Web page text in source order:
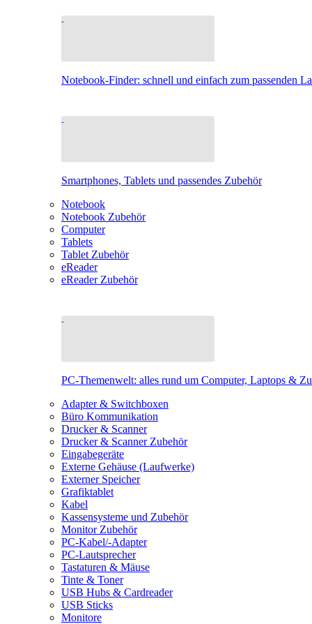
Notebook-Finder: schnell und einfach zum passenden
Smartphones, Tablets und passendes Zubehör
Notebook
Notebook Zubehör
Computer
Tablets
Tablet Zubehör
eReader
eReader Zubehör
PC-Themenwelt: alles rund um Computer, Laptops &
Adapter & Switchboxen
Büro Kommunikation
Drucker & Scanner
Drucker & Scanner Zubehör
Eingabegeräte
Externe Gehäuse (Laufwerke)
Externer Speicher
Grafiktablet
Kabel
Kassensysteme und Zubehör
Monitor Zubehör
PC-Kabel/-Adapter
PC-Lautsprecher
Tastaturen & Mäuse
Tinte & Toner
USB Hubs & Cardreader
USB Sticks
Monitore